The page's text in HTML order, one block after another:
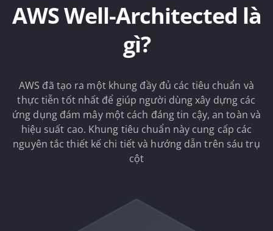
AWS Well-Architected là
gì?
AWS đã tạo ra một khung đầy đủ các tiêu chuẩn và
thực tiễn tốt nhất để giúp người dùng xây dựng các
ứng dụng đám mây một cách đáng tin cậy, an toàn và
hiệu suất cao. Khung tiêu chuẩn này cung cấp các
nguyên tắc thiết kế chi tiết và hướng dẫn trên sáu trụ
cột